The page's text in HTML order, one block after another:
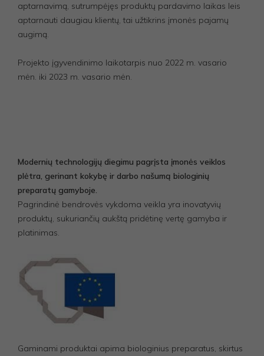
aptarnavimą, sutrumpėjęs produktų pardavimo laikas leis
aptarnauti daugiau klientų, tai užtikrins įmonės pajamų
augimą.
Projekto įgyvendinimo laikotarpis nuo 2022 m. vasario
mėn. iki 2023 m. vasario mėn.
Modernių technologijų diegimu pagrįsta įmonės veiklos
plėtra, gerinant kokybę ir darbo našumą biologinių
preparatų gamyboje.
Pagrindinė bendrovės vykdoma veikla yra inovatyvių
produktų, sukuriančių aukštą pridėtinę vertę gamyba ir
platinimas.
Gaminami produktai apima biologinius preparatus, skirtus